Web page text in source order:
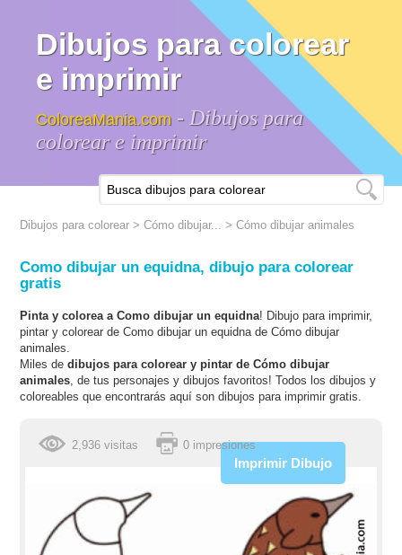
Dibujos para colorear
e imprimir
ColoreaMania.com - Dibujos para
colorear e imprimir
Dibujos para colorear >Cómo dibujar... >Cómo dibujar animales
Como dibujar un equidna, dibujo para colorear
gratis
Pinta y colorea a Como dibujar un equidna! Dibujo para imprimir,
pintar y colorear de Como dibujar un equidna de Cómo dibujar
animales.
Miles dedibujos para colorear y pintar de Cómo dibujar
animales, de tus personajes y dibujos favoritos! Todos los dibujos y
coloreables que encontrarás aquí son dibujos para imprimir gratis.
2,936 visitas 0 impresiones
Imprimir Dibujo